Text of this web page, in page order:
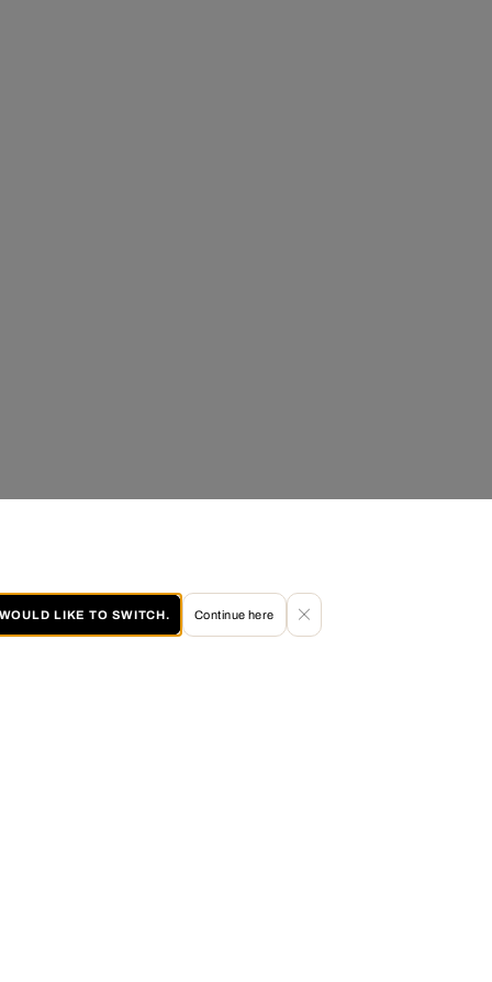
LIKE TO SWITCH. Continue here